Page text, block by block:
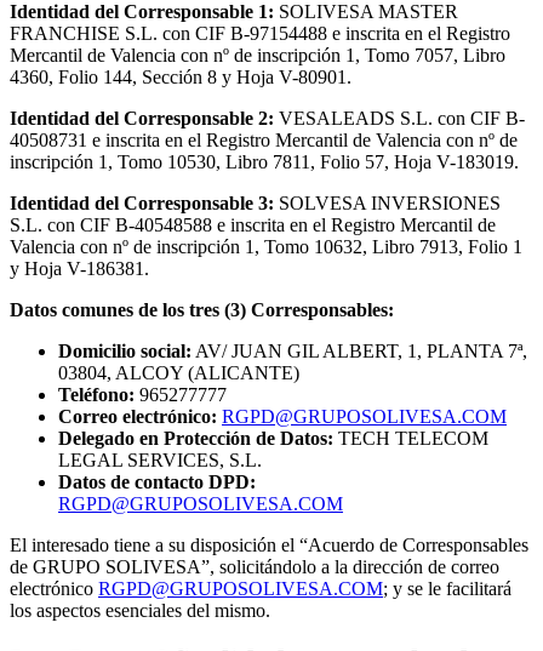
Identidad del Corresponsable 1: SOLIVESA MASTER
FRANCHISE S.L. con CIF B-97154488 e inscrita en el Registro
Mercantil de Valencia con nº de inscripción 1, Tomo 7057, Libro
4360, Folio 144, Sección 8 y Hoja V-80901.
Identidad del Corresponsable 2: VESALEADS S.L. con CIF B-
40508731 e inscrita en el Registro Mercantil de Valencia con nº de
inscripción 1, Tomo 10530, Libro 7811, Folio 57, Hoja V-183019.
Identidad del Corresponsable 3: SOLVESA INVERSIONES
S.L. con CIF B-40548588 e inscrita en el Registro Mercantil de
Valencia con nº de inscripción 1, Tomo 10632, Libro 7913, Folio 1
y Hoja V-186381.
Datos comunes de los tres (3) Corresponsables:
Domicilio social: AV/ JUAN GIL ALBERT, 1, PLANTA 7ª,
03804, ALCOY (ALICANTE)
Teléfono: 965277777
Correo electrónico: RGPD@GRUPOSOLIVESA.COM
Delegado en Protección de Datos: TECH TELECOM
LEGAL SERVICES, S.L.
Datos de contacto DPD:
RGPD@GRUPOSOLIVESA.COM
El interesado tiene a su disposición el “Acuerdo de Corresponsables
de GRUPO SOLIVESA”, solicitándolo a la dirección de correo
electrónico RGPD@GRUPOSOLIVESA.COM; y se le facilitará
los aspectos esenciales del mismo.